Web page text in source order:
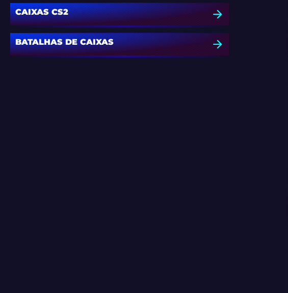
CAIXAS CS2
BATALHAS DE CAIXAS